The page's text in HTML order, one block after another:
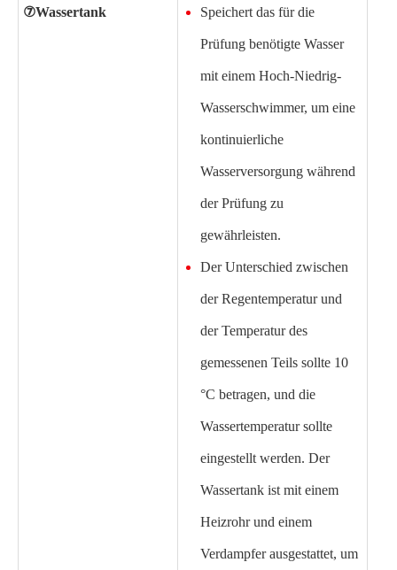
⑦Wassertank Speichert das für die
Prüfung benötigte Wasser
mit einem Hoch-Niedrig-
Wasserschwimmer, um eine
kontinuierliche
Wasserversorgung während
der Prüfung zu
gewährleisten.
Der Unterschied zwischen
der Regentemperatur und
der Temperatur des
gemessenen Teils sollte 10
°C betragen, und die
Wassertemperatur sollte
eingestellt werden. Der
Wassertank ist mit einem
Heizrohr und einem
Verdampfer ausgestattet, um